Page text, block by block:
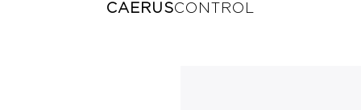
CAERUSCONTROL